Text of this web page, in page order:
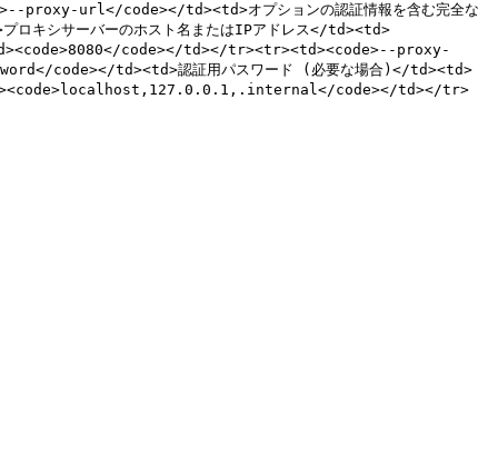
url</code></td><td>オプションの認証情報を含む完全な
サーバーのホスト名またはIPアドレス</td><td>
code></td></tr><tr><td><code>--proxy-
code></td><td>認証用パスワード (必要な場合)</td><td>
code></td></tr>